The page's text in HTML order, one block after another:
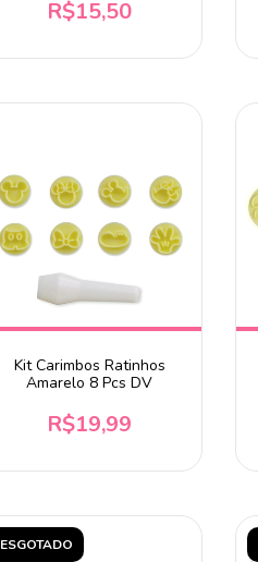
R$15,50
Kit Carimbos Ratinhos
Amarelo 8 Pcs DV
R$19,99
ESGOTADO